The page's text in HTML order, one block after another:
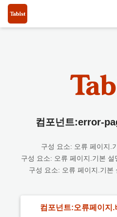
컴포넌트:error-
구성 요소: 오류 페이지.
구성 요소: 오류 페이지.기본
구성 요소: 오류 페이지.기본
컴포넌트:오류페이지.